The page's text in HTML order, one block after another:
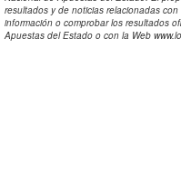
resultados y de noticias relacionadas
información o comprobar los resultados
Apuestas del Estado o con la Web